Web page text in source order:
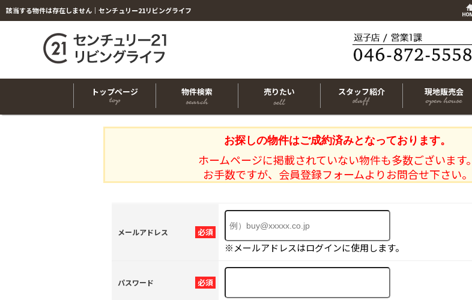
該当する物件は存在しません｜センチュリー21リビングライフ
トップページ 物件検索 売りたい スタッフ紹介 現地販売会
お探しの物件はご成約済みとなっております。
ホームページに掲載されていない物件も多数ございます。
お手数ですが、会員登録フォームよりお問合せ下さい。
必須
メールアドレス
※メールアドレスはログインに使用します。
必須
パスワード